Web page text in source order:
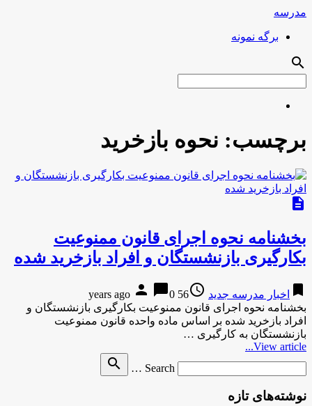
مدرسه
برگه نمونه
search
برچسب: نحوه بازخرید
description
بخشنامه نحوه اجرای قانون ممنوعیت
بکارگیری بازنشستگان و افراد بازخرید شده
bookmark اخبار مدرسه جدید access_time
56 years ago
person chat_bubble0
بخشنامه نحوه اجرای قانون ممنوعیت بکارگیری بازنشستگان و
افراد بازخرید شده بر اساس ماده واحده قانون ممنوعیت
بازنشستگان به کارگیری …
View article...
Search …
search
نوشته‌های تازه